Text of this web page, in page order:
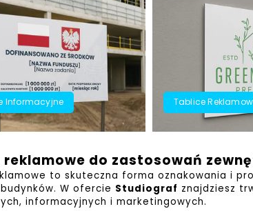
Informacyjne Tablice
reklamowe do zastosowań
to skuteczna forma oznakowania i
W ofercie Studiograf znajdziesz
informacyjnych i marketingowych.